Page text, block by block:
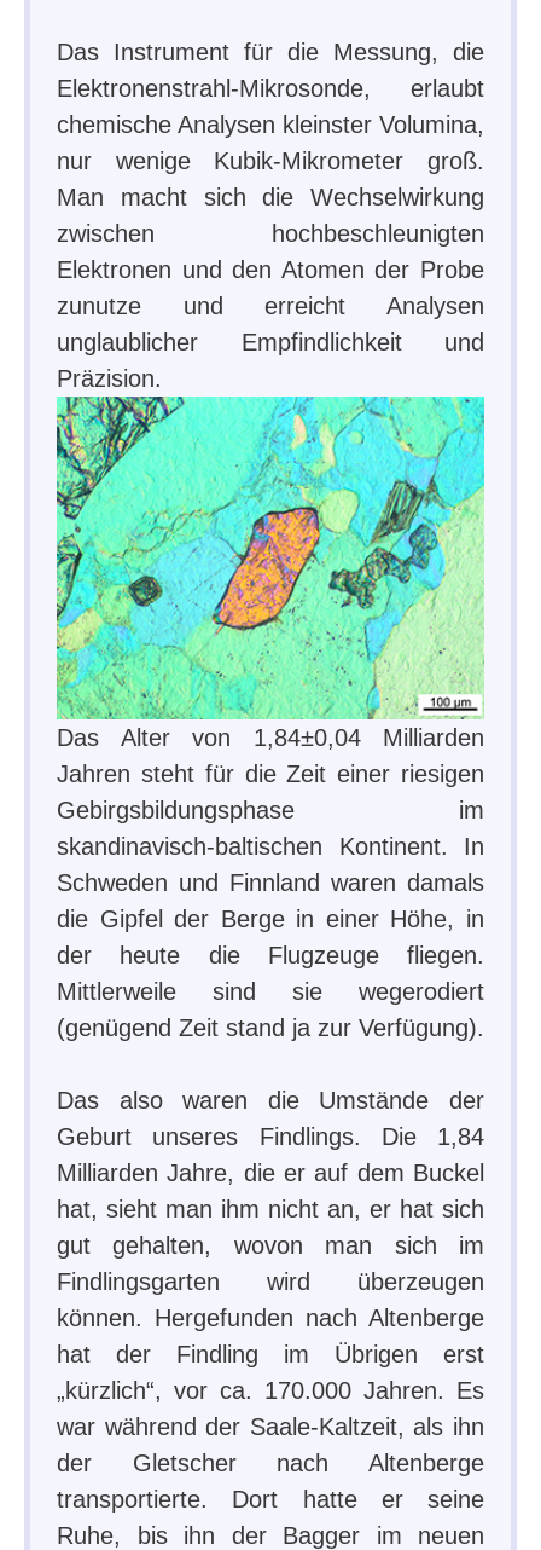
Das Instrument für die Messung, die
Elektronenstrahl-Mikrosonde, erlaubt
chemische Analysen kleinster Volumina,
nur wenige Kubik-Mikrometer groß.
Man macht sich die Wechselwirkung
zwischen hochbeschleunigten
Elektronen und den Atomen der Probe
zunutze und erreicht Analysen
unglaublicher Empfindlichkeit und
Präzision.
Das Alter von 1,84±0,04 Milliarden
Jahren steht für die Zeit einer riesigen
Gebirgsbildungsphase im
skandinavisch-baltischen Kontinent. In
Schweden und Finnland waren damals
die Gipfel der Berge in einer Höhe, in
der heute die Flugzeuge fliegen.
Mittlerweile sind sie wegerodiert
(genügend Zeit stand ja zur Verfügung).
Das also waren die Umstände der
Geburt unseres Findlings. Die 1,84
Milliarden Jahre, die er auf dem Buckel
hat, sieht man ihm nicht an, er hat sich
gut gehalten, wovon man sich im
Findlingsgarten wird überzeugen
können. Hergefunden nach Altenberge
hat der Findling im Übrigen erst
„kürzlich“, vor ca. 170.000 Jahren. Es
war während der Saale-Kaltzeit, als ihn
der Gletscher nach Altenberge
transportierte. Dort hatte er seine
Ruhe, bis ihn der Bagger im neuen